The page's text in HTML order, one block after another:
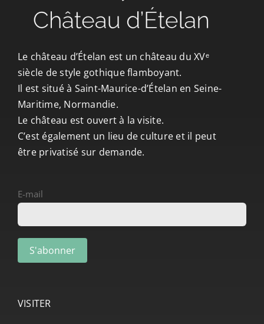
Le château d’Ételan est un château du XVᵉ
siècle de style gothique flamboyant.
Il est situé à Saint-Maurice-d’Ételan en Seine-
Maritime, Normandie.
Le château est ouvert à la visite.
C’est également un lieu de culture et il peut
être privatisé sur demande.
E-mail
VISITER